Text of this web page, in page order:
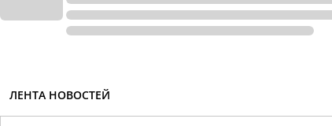
ЛЕНТА НОВОСТЕЙ